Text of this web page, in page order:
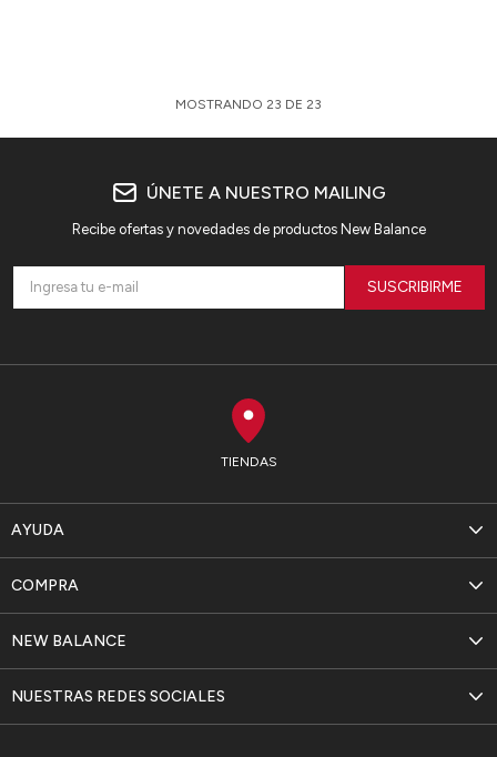
MOSTRANDO 23 DE 23
TIENDAS
AYUDA
NEW BALANCE
COMPRA
NUESTRAS REDES SOCIALES
ÚNETE A NUESTRO MAILING
Recibe ofertas y novedades de productos New Balance
SUSCRIBIRME